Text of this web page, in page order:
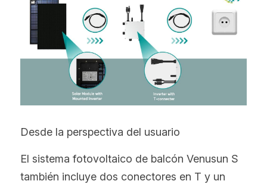
Desde la perspectiva del usuario
El sistema fotovoltaico de balcón Venusun S
también incluye dos conectores en T y un